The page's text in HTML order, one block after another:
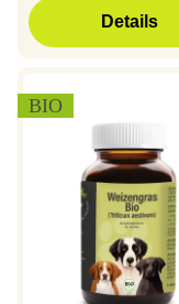
Details
BIO